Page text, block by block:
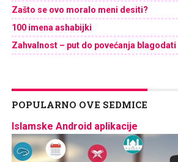
Zašto se ovo moralo meni desiti?
100 imena ashabijki
Zahvalnost – put do povećanja blagodati
POPULARNO OVE SEDMICE
Islamske Android aplikacije